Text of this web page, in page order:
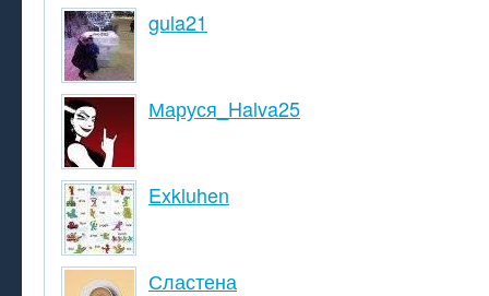
gula21
Маруся_Halva25
Exkluhen
Сластена